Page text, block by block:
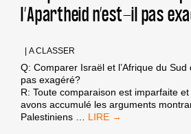
CHOSE?
l’Apartheid n’est-il pas
|A CLASSER
Q: Comparer Israël et l’Afrique du Sud
pas exagéré?
R: Toute comparaison est imparfaite
avons accumulé les arguments
Palestiniens
COMPARER